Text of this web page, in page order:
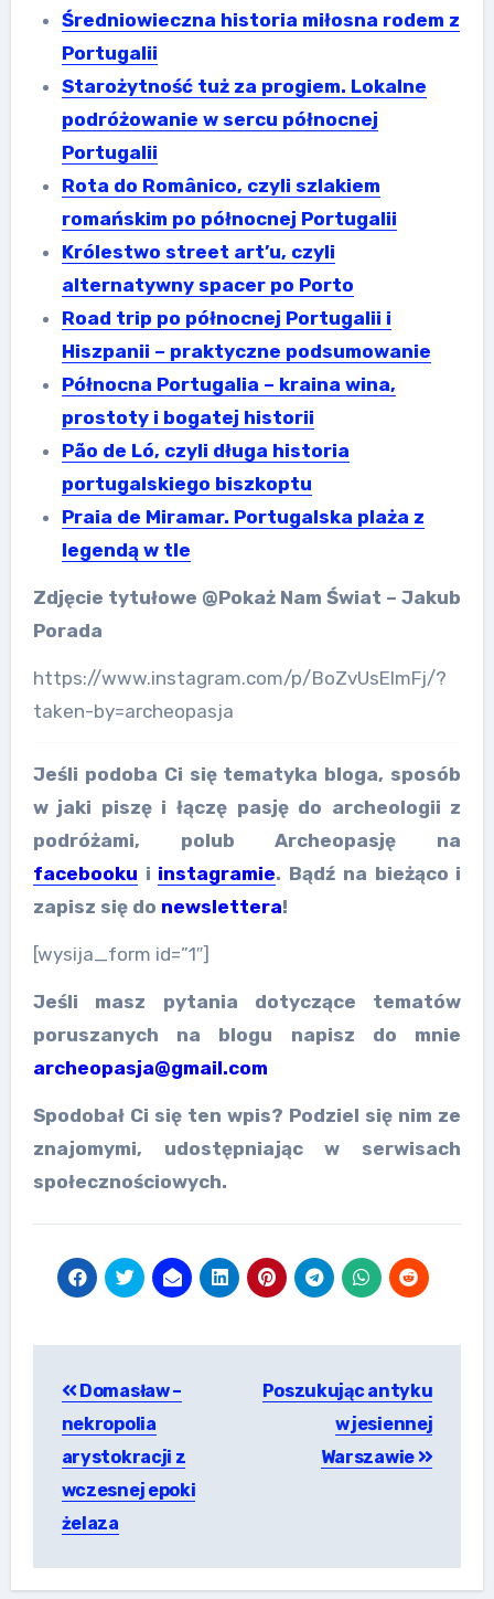
Średniowieczna historia miłosna rodem z
Portugalii
Starożytność tuż za progiem. Lokalne
podróżowanie w sercu północnej
Portugalii
Rota do Românico, czyli szlakiem
romańskim po północnej Portugalii
Królestwo street art’u, czyli
alternatywny spacer po Porto
Road trip po północnej Portugalii i
Hiszpanii – praktyczne podsumowanie
Północna Portugalia – kraina wina,
prostoty i bogatej historii
Pão de Ló, czyli długa historia
portugalskiego biszkoptu
Praia de Miramar. Portugalska plaża z
legendą w tle
Zdjęcie tytułowe @Pokaż Nam Świat – Jakub
Porada
https://www.instagram.com/p/BoZvUsElmFj/?
taken-by=archeopasja
Jeśli podoba Ci się tematyka bloga, sposób
w jaki piszę i łączę pasję do archeologii z
podróżami, polub Archeopasję na
facebooku i instagramie. Bądź na bieżąco i
zapisz się do newslettera!
[wysija_form id=”1″]
Jeśli masz pytania dotyczące tematów
poruszanych na blogu napisz do mnie
archeopasja@gmail.com
Spodobał Ci się ten wpis? Podziel się nim ze
znajomymi, udostępniając w serwisach
społecznościowych.
wpisu
Domasław –
nekropolia
arystokracji z
wczesnej epoki
żelaza
Poszukując antyku
w jesiennej
Warszawie